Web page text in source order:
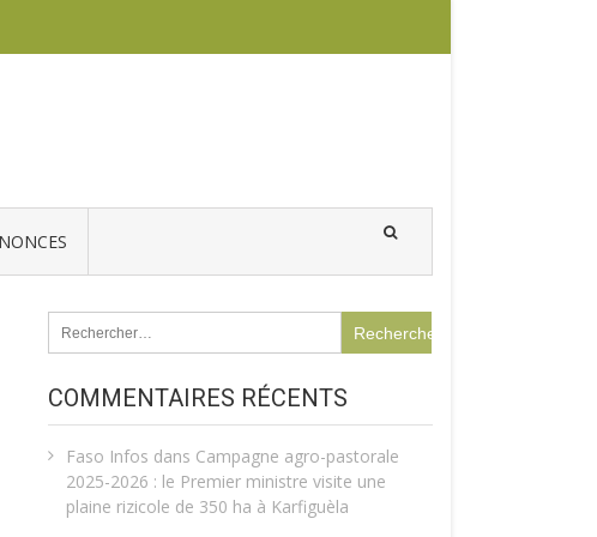
COMMENTAIRES RÉCENTS
Faso Infos dans Campagne agro-pastorale
2025-2026 : le Premier ministre visite une
plaine rizicole de 350 ha à Karfiguèla